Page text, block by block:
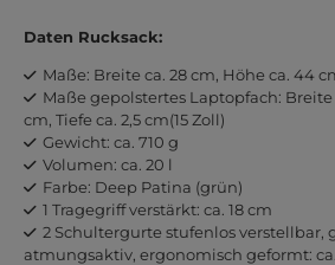
Daten Rucksack:
Maße: Breite ca. 28 cm, Höhe ca. 44
Maße gepolstertes Laptopfach: Breite
cm, Tiefe ca. 2,5 cm(15 Zoll)
Gewicht: ca. 710 g
Volumen: ca. 20 l
Farbe: Deep Patina (grün)
1 Tragegriff verstärkt: ca. 18 cm
2 Schultergurte stufenlos verstellbar,
atmungsaktiv, ergonomisch geformt: